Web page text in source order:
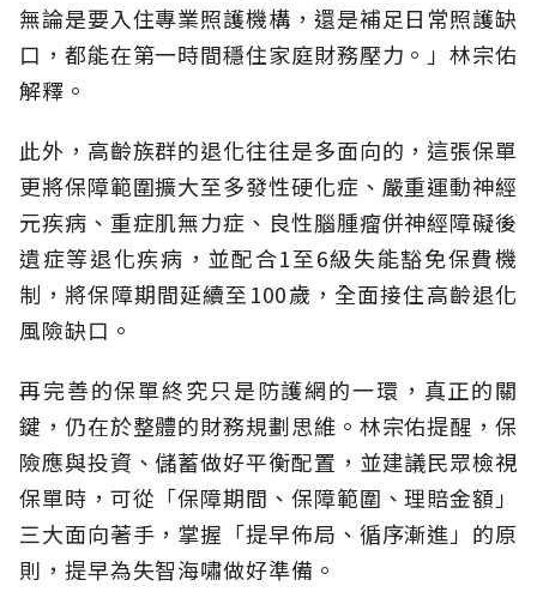
無論是要入住專業照護機構，還是補足日常照護缺
口，都能在第一時間穩住家庭財務壓力。」林宗佑
解釋。
此外，高齡族群的退化往往是多面向的，這張保單
更將保障範圍擴大至多發性硬化症、嚴重運動神經
元疾病、重症肌無力症、良性腦腫瘤併神經障礙後
遺症等退化疾病，並配合1至6級失能豁免保費機
制，將保障期間延續至100歲，全面接住高齡退化
風險缺口。
再完善的保單終究只是防護網的一環，真正的關
鍵，仍在於整體的財務規劃思維。 林宗佑提醒，保
險應與投資、儲蓄做好平衡配置，並建議民眾檢視
保單時，可從「保障期間、保障範圍、理賠金額」
三大面向著手，掌握「提早佈局、循序漸進」的原
則，提早為失智海嘯做好準備。